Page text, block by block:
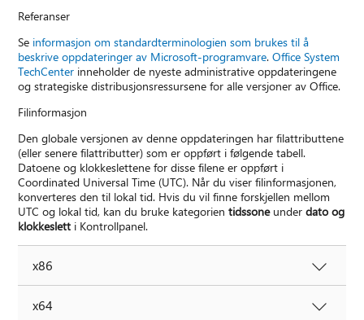
Referanser
Se informasjon om standardterminologien som brukes til å
beskrive oppdateringer av Microsoft-programvare.Office System
TechCenter inneholder de nyeste administrative oppdateringene
og strategiske distribusjonsressursene for alle versjoner av Office.
Filinformasjon
Den globale versjonen av denne oppdateringen har filattributtene
(eller senere filattributter) som er oppført i følgende tabell.
Datoene og klokkeslettene for disse filene er oppført i
Coordinated Universal Time (UTC). Når du viser filinformasjonen,
konverteres den til lokal tid. Hvis du vil finne forskjellen mellom
UTC og lokal tid, kan du bruke kategorientidssoneunderdato og
klokkeslett i Kontrollpanel.
x86
x64